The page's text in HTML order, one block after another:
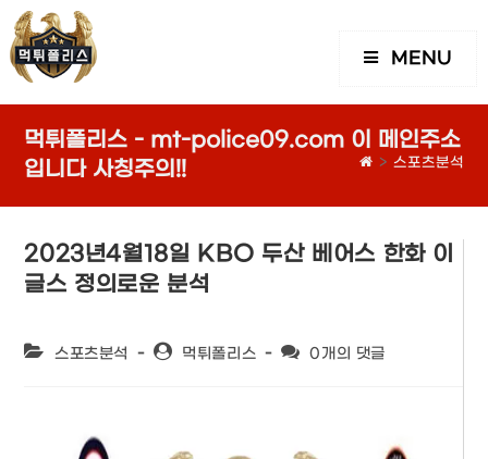
MENU
먹튀폴리스 - mt-police09.com 이 메인주소
입니다 사칭주의!!
> 스포츠분석
2023년4월18일 KBO 두산 베어스 한화 이
글스 정의로운 분석
Post스포츠분석
Post먹튀폴리스
Post0개의 댓글